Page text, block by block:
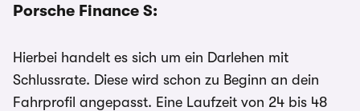
Porsche Finance S:
Hierbei handelt es sich um ein Darlehen mit
Schlussrate. Diese wird schon zu Beginn an dein
Fahrprofil angepasst. Eine Laufzeit von 24 bis 48